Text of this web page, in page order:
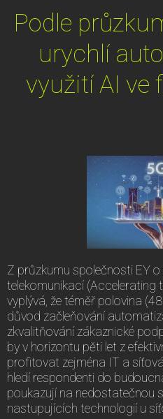
Podle
urychlí
využití AI ve
Z průzkumu společnosti EY
telekomunikací (Accelerating
vyplývá, že téměř polovina
důvod začleňování
zkvalitňování zákaznické
by v horizontu pěti let z
profitovat zejména IT a
hledí respondenti do
poukazují na nedostatečnou
nastupujících technologií u